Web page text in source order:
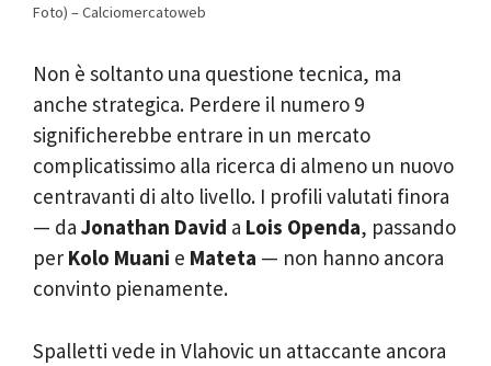
Foto) – Calciomercatoweb
Non è soltanto una questione tecnica, ma
anche strategica. Perdere il numero 9
significherebbe entrare in un mercato
complicatissimo alla ricerca di almeno un nuovo
centravanti di alto livello. I profili valutati finora
— da Jonathan David a Lois Openda, passando
per Kolo Muani e Mateta — non hanno ancora
convinto pienamente.
Spalletti vede in Vlahovic un attaccante ancora